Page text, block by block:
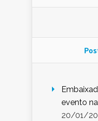
evento
20/01/